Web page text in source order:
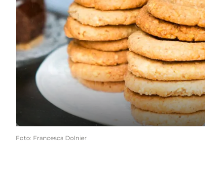
Foto: Francesca Dolnier